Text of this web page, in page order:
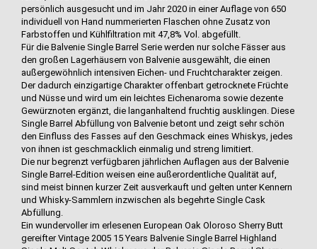
persönlich ausgesucht und im Jahr 2020 in einer Auflage von 650
individuell von Hand nummerierten Flaschen ohne Zusatz von
Farbstoffen und Kühlfiltration mit 47,8% Vol. abgefüllt.
Für die Balvenie Single Barrel Serie werden nur solche Fässer aus
den großen Lagerhäusern von Balvenie ausgewählt, die einen
außergewöhnlich intensiven Eichen- und Fruchtcharakter zeigen.
Der dadurch einzigartige Charakter offenbart getrocknete Früchte
und Nüsse und wird um ein leichtes Eichenaroma sowie dezente
Gewürznoten ergänzt, die langanhaltend fruchtig ausklingen. Diese
Single Barrel Abfüllung von Balvenie betont und zeigt sehr schön
den Einfluss des Fasses auf den Geschmack eines Whiskys, jedes
von ihnen ist geschmacklich einmalig und streng limitiert.
Die nur begrenzt verfügbaren jährlichen Auflagen aus der Balvenie
Single Barrel-Edition weisen eine außerordentliche Qualität auf,
sind meist binnen kurzer Zeit ausverkauft und gelten unter Kennern
und Whisky-Sammlern inzwischen als begehrte Single Cask
Abfüllung.
Ein wundervoller im erlesenen European Oak Oloroso Sherry Butt
gereifter Vintage 2005 15 Years Balvenie Single Barrel Highland